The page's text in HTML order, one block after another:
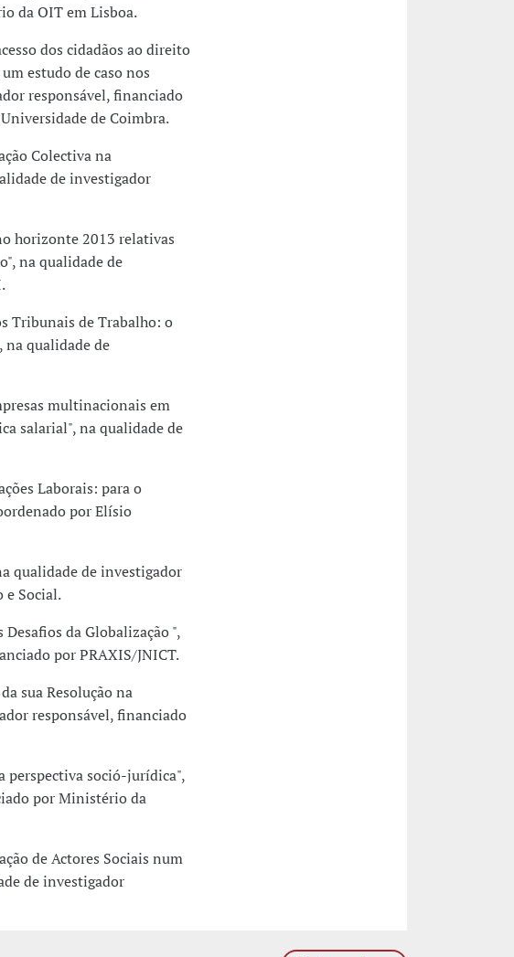
da OIT em Lisboa.
dos cidadãos ao direito
estudo de caso nos
responsável, financiado
de Coimbra.
Colectiva na
de investigador
horizonte 2013 relativas
na qualidade de
Tribunais de Trabalho: o
na qualidade de
multinacionais em
salarial", na qualidade de
Laborais: para o
por Elísio
qualidade de investigador
e Social.
da Globalização ",
por PRAXIS/JNICT.
sua Resolução na
responsável, financiado
perspectiva soció-jurídica",
por Ministério da
de Actores Sociais num
de investigador